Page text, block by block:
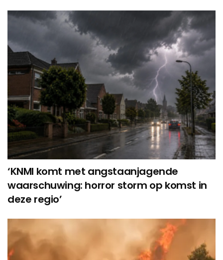
‘KNMI komt met angstaanjagende
waarschuwing: horror storm op komst in
deze regio’